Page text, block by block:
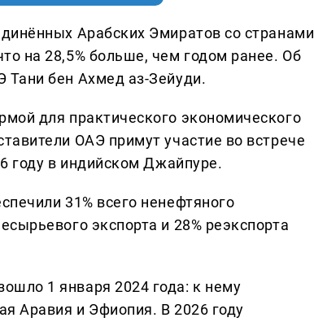
Арабских Эмиратов со странами
на 28,5% больше, чем годом ранее. Об
Тани бен Ахмед аз-Зейуди.
для практического экономического
ОАЭ примут участие во встрече
году в индийском Джайпуре.
31% всего ненефтяного
экспорта и 28% реэкспорта
1 января 2024 года: к нему
Аравия и Эфиопия. В 2026 году